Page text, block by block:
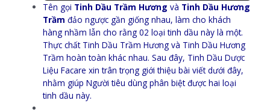
Tên gọi Tinh Dầu Trầm Hương và Tinh Dầu Hương
Trầm đảo ngược gần giống nhau, làm cho khách
hàng nhầm lẫn cho rằng 02 loại tinh dầu này là một.
Thực chất Tinh Dầu Trầm Hương và Tinh Dầu Hương
Trầm hoàn toàn khác nhau. Sau đây, Tinh Dầu Dược
Liệu Facare xin trân trọng giới thiệu bài viết dưới đây,
nhằm giúp Người tiêu dùng phân biệt được hai loại
tinh dầu này.